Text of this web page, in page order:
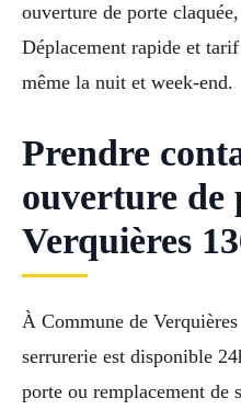
ouverture de porte
Déplacement rapide et
même la nuit et week-end.
Prendre
ouverture de
Verquières
À Commune de
serrurerie est disponible
porte ou remplacement de